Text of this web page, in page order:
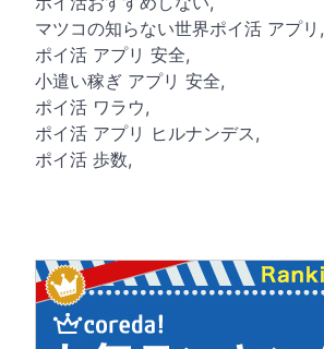
マツコの知らない世界ポイ活 アプリ,
ポイ活 アプリ 安全,
小遣い稼ぎ アプリ 安全,
ポイ活 ワラウ,
ポイ活 アプリ ヒルナンデス,
ポイ活 歩数,